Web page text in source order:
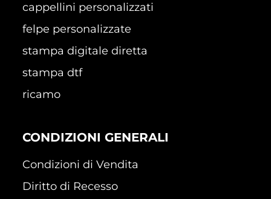
cappellini personalizzati
felpe personalizzate
stampa digitale diretta
stampa dtf
ricamo
CONDIZIONI GENERALI
Condizioni di Vendita
Diritto di Recesso